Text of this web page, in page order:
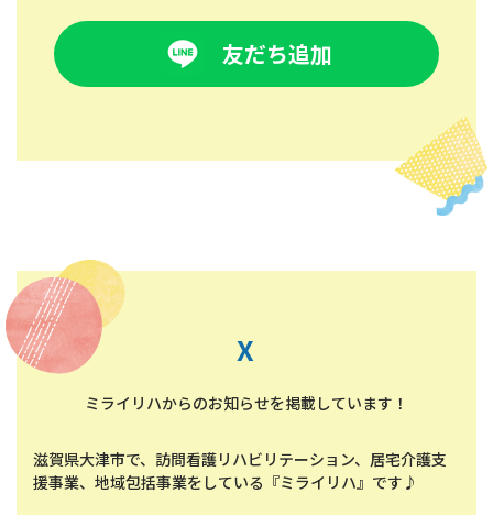
友だち追加
X
ミライリハからのお知らせを掲載しています！
滋賀県大津市で、訪問看護リハビリテーション、居宅介護支
援事業、地域包括事業をしている『ミライリハ』です♪